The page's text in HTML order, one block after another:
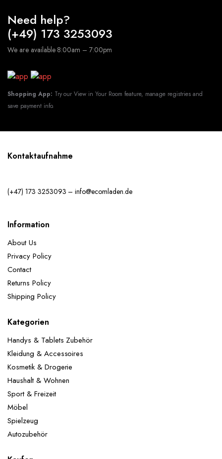
Need help?
(+49) 173 3253093
We are available 8:00am – 7:00pm
Shopping App: Try our View in Your Room feature, manage registries and
save payment info.
Kontaktaufnahme
(+47) 173 3253093 – info@ecomladen.de
Information
About Us
Privacy Policy
Contact
Returns Policy
Shipping Policy
Kategorien
Handys & Tablets Zubehör
Kleidung & Accessoires
Kosmetik & Drogerie
Haushalt & Wohnen
Sport & Freizeit
Möbel
Spielzeug
Autozubehör